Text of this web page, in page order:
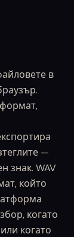
в
формат,
—
знак. WAV
който
когато
когато